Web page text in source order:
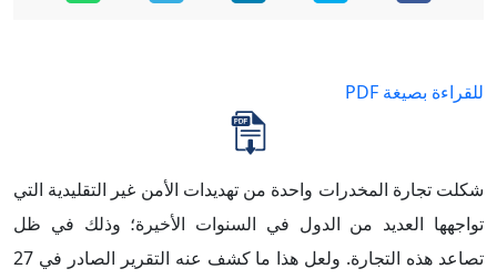
للقراءة بصيغة PDF
شكلت تجارة المخدرات واحدة من تهديدات الأمن غير التقليدية التي
تواجهها العديد من الدول في السنوات الأخيرة؛ وذلك في ظل
تصاعد هذه التجارة. ولعل هذا ما كشف عنه التقرير الصادر في 27